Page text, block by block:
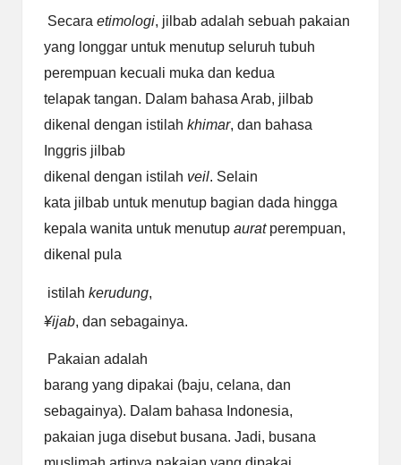
Secara etimologi, jilbab adalah sebuah pakaian
yang longgar untuk menutup seluruh tubuh
perempuan kecuali muka dan kedua
telapak tangan. Dalam bahasa Arab, jilbab
dikenal dengan istilah khimar, dan bahasa
Inggris jilbab
dikenal dengan istilah veil. Selain
kata jilbab untuk menutup bagian dada hingga
kepala wanita untuk menutup auratperempuan,
dikenal pula
istilah kerudung,
¥ijab, dan sebagainya.
Pakaian adalah
barang yang dipakai (baju, celana, dan
sebagainya). Dalam bahasa Indonesia,
pakaian juga disebut busana. Jadi, busana